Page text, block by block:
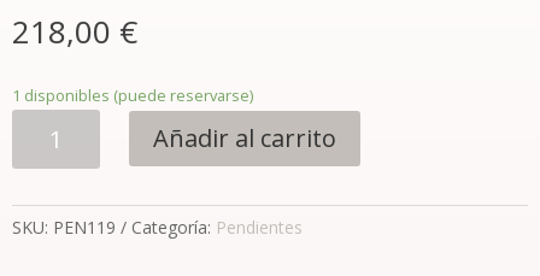
218,00 €
1 disponibles (puede reservarse)
colección
hoja
y
Añadir al carrito
SKU: PEN119 Categoría: Pendientes